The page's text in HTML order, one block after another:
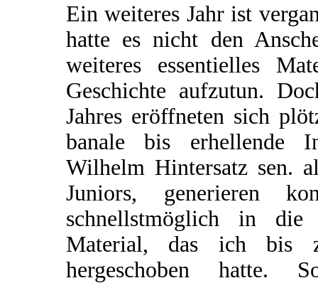
Ein weiteres Jahr ist
hatte es nicht den
weiteres essentielles
Geschichte aufzutun.
Jahres eröffneten sich
banale bis erhellende
Wilhelm Hintersatz sen.
Juniors, generieren
schnellstmöglich in
Material, das ich bis
hergeschoben